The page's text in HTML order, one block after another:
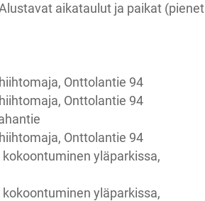
aikataulut ja paikat (pienet
Onttolantie 94
Onttolantie 94
Onttolantie 94
yläparkissa,
yläparkissa,